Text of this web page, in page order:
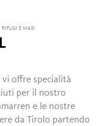
RIFUGI E MASI
vi offre specialità
per il nostro
e le nostre
da Tirolo partendo